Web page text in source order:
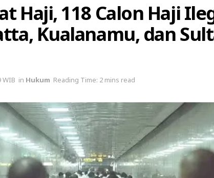
Haji, 118 Calon Haji
Kualanamu, dan
WIB in Hukum Reading Time: 2 mins read